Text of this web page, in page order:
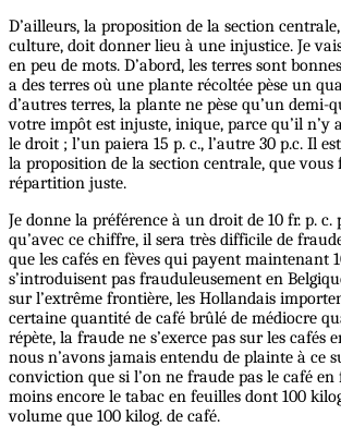
D’ailleurs, la proposition de la section
culture, doit donner lieu à une injustice. Je
en peu de mots. D’abord, les terres sont
a des terres où une plante récoltée pèse un
d’autres terres, la plante ne pèse qu’un demi-
votre impôt est injuste, inique, parce qu’il n’y
le droit ; l’un paiera 15 p. c., l’autre 30 p.c. Il
la proposition de la section centrale, que vous
répartition juste.
Je donne la préférence à un droit de 10 fr. p. c.
qu’avec ce chiffre, il sera très difficile de
que les cafés en fèves qui payent maintenant
s’introduisent pas frauduleusement en
sur l’extrême frontière, les Hollandais
certaine quantité de café brûlé de médiocre
répète, la fraude ne s’exerce pas sur les cafés
nous n’avons jamais entendu de plainte à ce
conviction que si l’on ne fraude pas le café
moins encore le tabac en feuilles dont 100
volume que 100 kilog. de café.